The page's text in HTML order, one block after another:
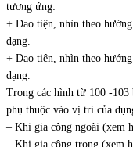
tương ứng:
+ Dao tiện, nhìn theo
dạng.
+ Dao tiện, nhìn theo
dạng.
Trong các hình từ 100 -
phụ thuộc vào vị trí của
– Khi gia công ngoài (xem
– Khi gia công trong (xem